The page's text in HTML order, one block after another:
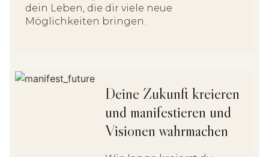
dein Leben, die dir viele neue
Möglichkeiten bringen.
Deine Zukunft kreieren
und manifestieren und
Visionen wahrmachen